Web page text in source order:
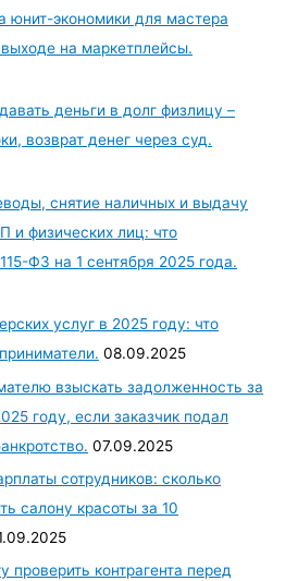
юнит-экономики для мастера
на маркетплейсы.
деньги в долг физлицу –
возврат денег через суд.
снятие наличных и выдачу
и физических лиц: что
ФЗ на 1 сентября 2025 года.
услуг в 2025 году: что
08.09.2025
взыскать задолженность за
году, если заказчик подал
07.09.2025
сотрудников: сколько
салону красоты за 10
проверить контрагента перед